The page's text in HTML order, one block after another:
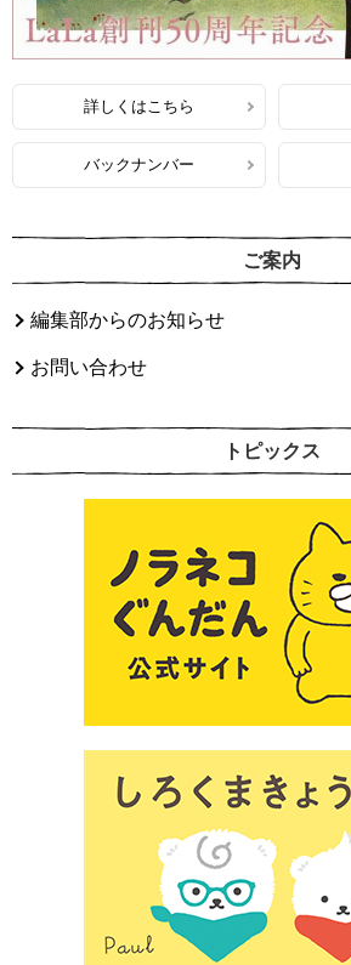
詳しくはこちら
バックナンバー
ご案内
編集部からのお知らせ
お問い合わせ
トピックス